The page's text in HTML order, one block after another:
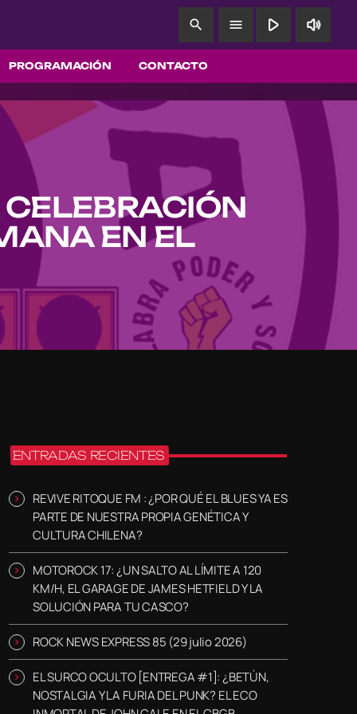
PROGRAMACIÓN CONTACTO
search menu play_arrow volume_up
EN EL
ENTRADAS RECIENTES
REVIVE RITOQUE FM : ¿POR QUÉ EL BLUES YA ES
PARTE DE NUESTRA PROPIA GENÉTICA Y
CULTURA CHILENA?
MOTOROCK 17: ¿UN SALTO AL LÍMITE A 120
KM/H, EL GARAGE DE JAMES HETFIELD Y LA
SOLUCIÓN PARA TU CASCO?
ROCK NEWS EXPRESS 85 (29 julio 2026)
EL SURCO OCULTO [ENTREGA #1]: ¿BETÚN,
NOSTALGIA Y LA FURIA DEL PUNK? EL ECO